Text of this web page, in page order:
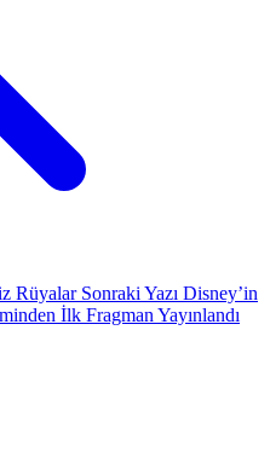
Rüyalar Sonraki Yazı Disney’in
İlk Fragman Yayınlandı